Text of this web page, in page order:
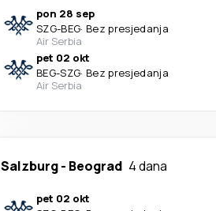
pon 28 sep
SZG-BEG· Bez presjedanja
Air Serbia
pet 02 okt
BEG-SZG· Bez presjedanja
Air Serbia
Salzburg- Beograd 4 dana
pet 02 okt